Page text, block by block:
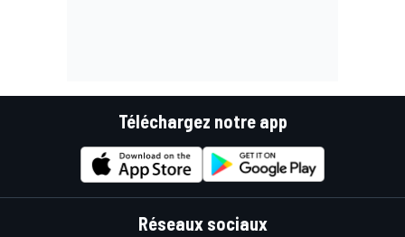
Téléchargez notre app
Réseaux sociaux